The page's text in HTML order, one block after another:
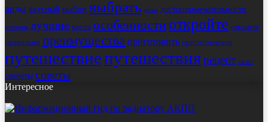
виды вкусный выбор выбрать дома достопримечательности
история лучшие места особенности откройте открытие
правильно преимущества приготовить приготовления
путешествиепутешествиярецепт салат
секреты советы
Интересное